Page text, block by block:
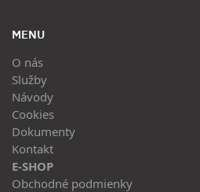
MENU
O nás
Služby
Návody
Cookies
Dokumenty
Kontakt
E-SHOP
Obchodné podmienky